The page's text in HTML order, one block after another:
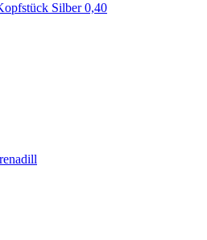
Silber 0,40